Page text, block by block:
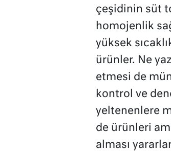
çeşidinin süt
homojenlik
yüksek
ürünler. Ne
etmesi de
kontrol ve
yeltenenlere
de ürünleri
alması